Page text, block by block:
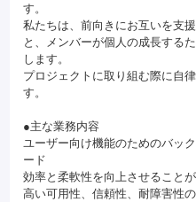
す。
私たちは、前向きにお互いを支
と、メンバーが個人の成長する
します。
プロジェクトに取り組む際に自
す。
●主な業務内容
ユーザー向け機能のためのバッ
ード
効率と柔軟性を向上させること
高い可用性、信頼性、耐障害性